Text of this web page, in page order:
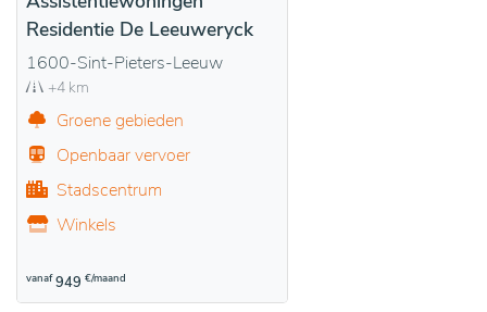
Residentie De Leeuweryck
1600-Sint-Pieters-Leeuw
+4 km
Groene gebieden
Openbaar vervoer
Stadscentrum
Winkels
vanaf 949 €/maand